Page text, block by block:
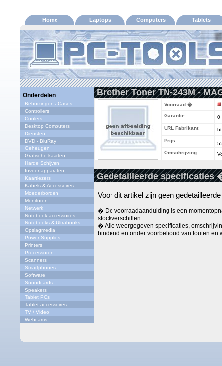
Home Laptops Computers Tablets
Onderdelen
Behuizingen / Cases
Controllers
Coolers
Desktop Computers
Diensten
DVD - BluRay
Geheugen
Grafische kaarten
Harde Schijven
Invoer-apparaten
Kaartlezers
Kabels & Accessoires
Moederborden
Monitoren
Netwerk
Notebook-accessoires
Notebooks & Ultrabooks
Opslagmedia
Power Supplies
Printers
Processoren
Scanners
Smartphones
Software
Soundcards
Speakers
Tablet PCs
Tablet-accessoires
TV / Video
Webcams
Brother Toner TN-243M -
Voorraad �
Garantie
0
URL Fabrikant
Prijs
Omschrijving
Gedetailleerde specificaties
Voor dit artikel zijn geen
� De voorraadaanduiding is een
stockverschillen
� Alle weergegeven specificaties,
bindend en onder voorbehoud van fouten en